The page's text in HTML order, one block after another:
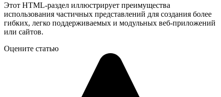
Этот HTML-раздел иллюстрирует преимущества
использования частичных представлений для создания более
гибких, легко поддерживаемых и модульных веб-приложений
или сайтов.
Оцените статью